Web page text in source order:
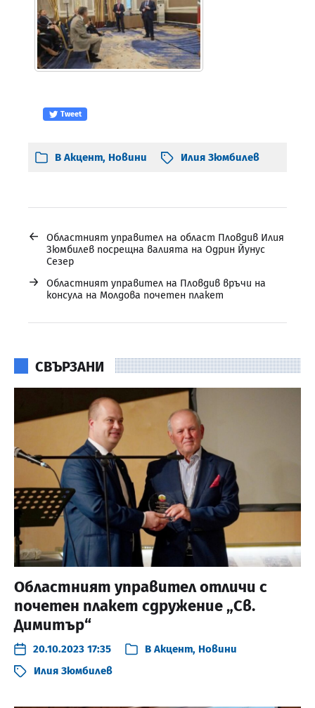
Tweet
В Акцент, Новини Илия Зюмбилев
←
Областният управител на област Пловдив Илия
Зюмбилев посрещна валията на Одрин Йунус
Сезер
→
Областният управител на Пловдив връчи на
консула на Молдова почетен плакет
СВЪРЗАНИ
Областният управител отличи с
почетен плакет сдружение „Св.
Димитър“
20.10.2023 17:35 В Акцент, Новини
Илия Зюмбилев